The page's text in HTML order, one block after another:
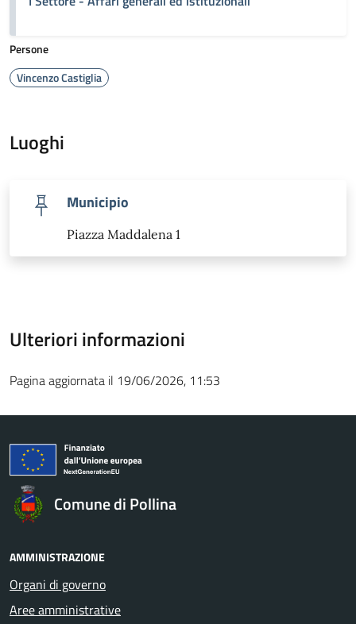
Persone
Vincenzo Castiglia
Luoghi
Municipio
Piazza Maddalena 1
Ulteriori informazioni
Pagina aggiornata il 19/06/2026, 11:53
Comune di Pollina
AMMINISTRAZIONE
Organi di governo
Aree amministrative